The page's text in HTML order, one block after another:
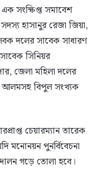
সংক্ষিপ্ত সমাবেশ
হাসানুর রেজা জিয়া,
দলের সাবেক সাধারণ
সিনিয়র
জেলা মহিলা দলের
আলমসহ বিপুল সংখ্যক
চেয়ারম্যান তারেক
মনোনয়ন পুনর্বিবেচনা
গড়ে তোলা হবে।